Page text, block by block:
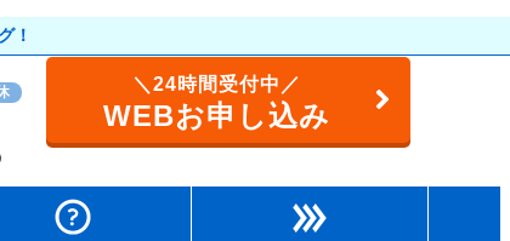
＼24時間受付中／
WEBお申し込み
！